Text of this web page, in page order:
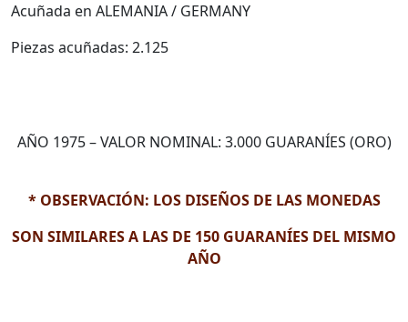
Acuñada en ALEMANIA / GERMANY
Piezas acuñadas: 2.125
AÑO 1975 – VALOR NOMINAL: 3.000 GUARANÍES (ORO)
* OBSERVACIÓN: LOS DISEÑOS DE LAS MONEDAS
SON SIMILARES A LAS DE 150 GUARANÍES DEL MISMO
AÑO